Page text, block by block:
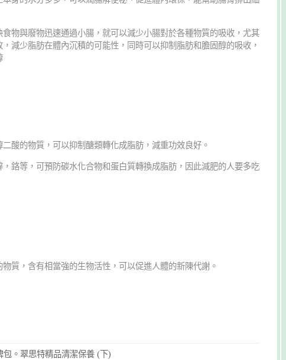
物與廢物迅速通過小腸，就可以減少小腸對於各種物質的吸收，尤其
減少脂肪在體內沉積的可能性，同時可以抑制脂肪和膽固醇的吸收，
酸的物質，可以抑制醣類轉化成脂肪，減重功效良好。
鉻等，可預防碳水化合物和蛋白質轉換成脂肪，因此減肥的人要多吃
質，含有相當強的生物活性，可以促進人體的新陳代謝。
包。翠思特精品清潔保養 (下)